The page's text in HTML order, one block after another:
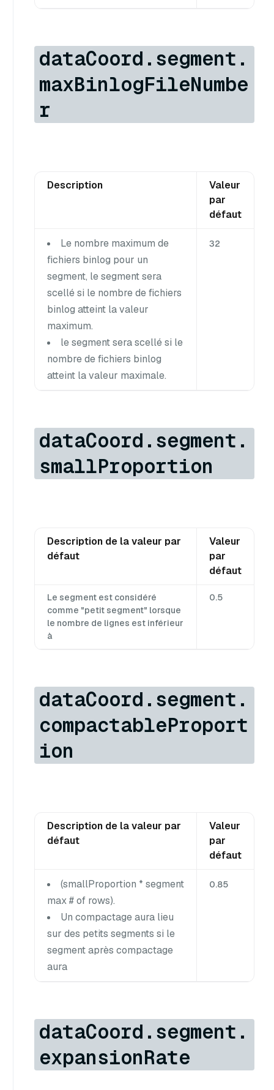
dataCoord.segment.
maxBinlogFileNumbe
r
Description
Valeur
par
défaut
Le nombre maximum de
fichiers binlog pour un
segment, le segment sera
scellé si le nombre de fichiers
binlog atteint la valeur
maximum.
le segment sera scellé si le
nombre de fichiers binlog
atteint la valeur maximale.
32
dataCoord.segment.
smallProportion
Description de la valeur par
défaut
Valeur
par
défaut
Le segment est considéré
comme "petit segment" lorsque
le nombre de lignes est inférieur
à
0.5
dataCoord.segment.
compactableProport
ion
Description de la valeur par
défaut
Valeur
par
défaut
(smallProportion * segment
max # of rows).
Un compactage aura lieu
sur des petits segments si le
segment après compactage
aura
0.85
dataCoord.segment.
expansionRate